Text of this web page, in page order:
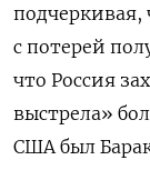
с потерей
что Россия
выстрела»
США был